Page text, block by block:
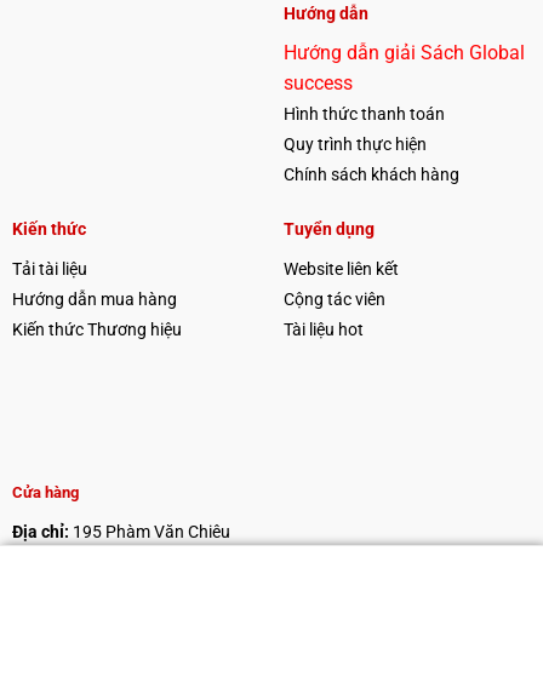
Hướng dẫn
Hướng dẫn giải Sách Global
success
Hình thức thanh toán
Quy trình thực hiện
Chính sách khách hàng
Kiến thức
Tải tài liệu
Hướng dẫn mua hàng
Kiến thức Thương hiệu
Tuyển dụng
Website liên kết
Cộng tác viên
Tài liệu hot
Cửa hàng
Địa chỉ: 195 Phàm Văn Chiêu